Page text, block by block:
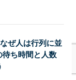
ぜ人は行列に並
ち時間と人数